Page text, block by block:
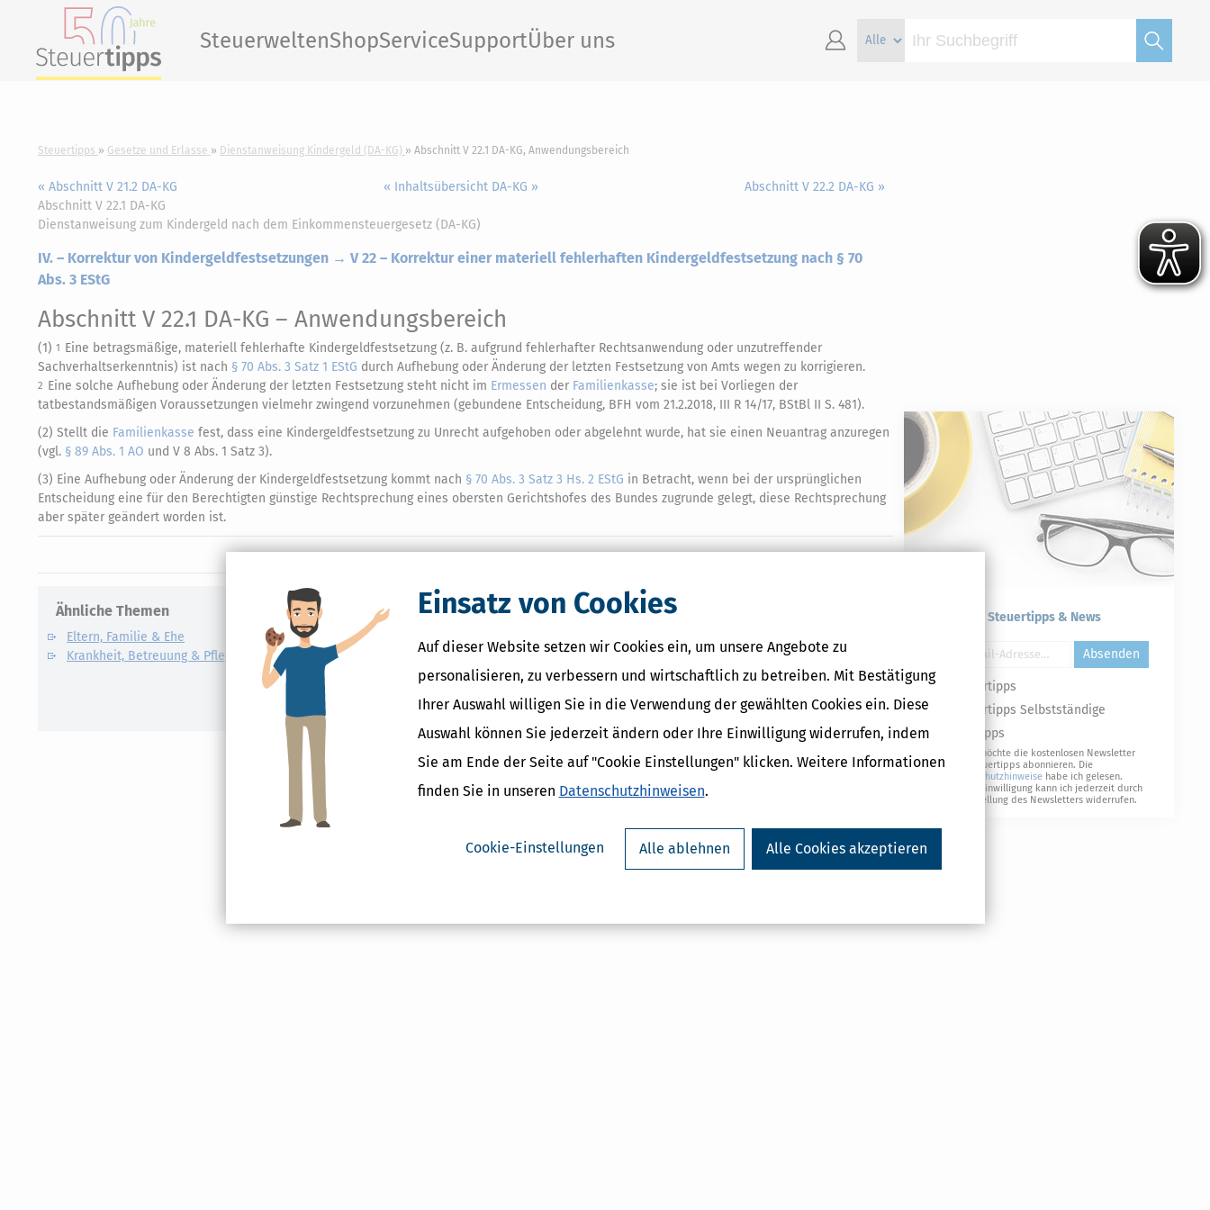
Einsatz von Cookies
Auf dieser Website setzen wir Cookies ein, um unsere Angebote zu
personalisieren, zu verbessern und wirtschaftlich zu betreiben. Mit Bestätigung
Ihrer Auswahl willigen Sie in die Verwendung der gewählten Cookies ein. Diese
Auswahl können Sie jederzeit ändern oder Ihre Einwilligung widerrufen, indem
Sie am Ende der Seite auf "Cookie Einstellungen" klicken. Weitere Informationen
finden Sie in unseren Datenschutzhinweisen.
Cookie-Einstellungen Alle ablehnen Alle Cookies akzeptieren
SteuerweltenShopServiceSupportÜber uns
Steuertipps Gesetze und Erlasse Dienstanweisung Kindergeld (DA-KG) Abschnitt V 22.1 DA-KG, Anwendungsbereich
« Abschnitt V 21.2 DA-KG « Inhaltsübersicht DA-KG »
Abschnitt V 22.2 DA-KG »
Abschnitt V 22.1 DA-KG
Dienstanweisung zum Kindergeld nach dem Einkommensteuergesetz (DA-KG)
IV. – Korrektur von Kindergeldfestsetzungen → V 22 – Korrektur einer materiell fehlerhaften Kindergeldfestsetzung nach § 70
Abs. 3 EStG
Abschnitt V 22.1 DA-KG – Anwendungsbereich
(1) 1 Eine betragsmäßige, materiell fehlerhafte Kindergeldfestsetzung (z. B. aufgrund fehlerhafter Rechtsanwendung oder unzutreffender
Sachverhaltserkenntnis) ist nach § 70 Abs. 3 Satz 1 EStG durch Aufhebung oder Änderung der letzten Festsetzung von Amts wegen zu korrigieren.
2 Eine solche Aufhebung oder Änderung der letzten Festsetzung steht nicht im Ermessen der Familienkasse; sie ist bei Vorliegen der
tatbestandsmäßigen Voraussetzungen vielmehr zwingend vorzunehmen (gebundene Entscheidung, BFH vom 21.2.2018, III R 14/17, BStBl II S. 481).
(2) Stellt die Familienkasse fest, dass eine Kindergeldfestsetzung zu Unrecht aufgehoben oder abgelehnt wurde, hat sie einen Neuantrag anzuregen
(vgl. § 89 Abs. 1 AO und V 8 Abs. 1 Satz 3).
(3) Eine Aufhebung oder Änderung der Kindergeldfestsetzung kommt nach § 70 Abs. 3 Satz 3 Hs. 2 EStG in Betracht, wenn bei der ursprünglichen
Entscheidung eine für den Berechtigten günstige Rechtsprechung eines obersten Gerichtshofes des Bundes zugrunde gelegt, diese Rechtsprechung
aber später geändert worden ist.
Ähnliche Themen
Eltern, Familie & Ehe
Krankheit, Betreuung & Pflege
Verwandte Lexikon-Begriffe
Care Arbeit
ElterngeldPlus
Unterhaltshöchstbetrag
Auslandskinder
Kostenlose Steuertipps & News
Absenden
Steuertipps
Steuertipps Selbstständige
Geldtipps
Ja, ich möchte die kostenlosen Newsletter
von Steuertipps abonnieren. Die
Datenschutzhinweise habe ich gelesen.
Meine Einwilligung kann ich jederzeit durch
Abbestellung des Newsletters widerrufen.